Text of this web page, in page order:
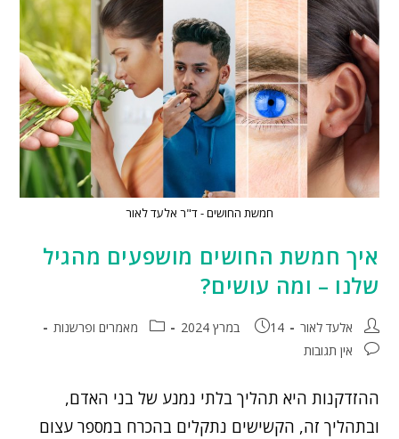
חמשת החושים - ד"ר אלעד לאור
איך חמשת החושים מושפעים מהגיל
שלנו – ומה עושים?
אלעד לאור 14 במרץ 2024
מאמרים ופרשנות
אין תגובות
ההזדקנות היא תהליך בלתי נמנע של בני האדם,
ובתהליך זה, הקשישים נתקלים בהכרח במספר עצום